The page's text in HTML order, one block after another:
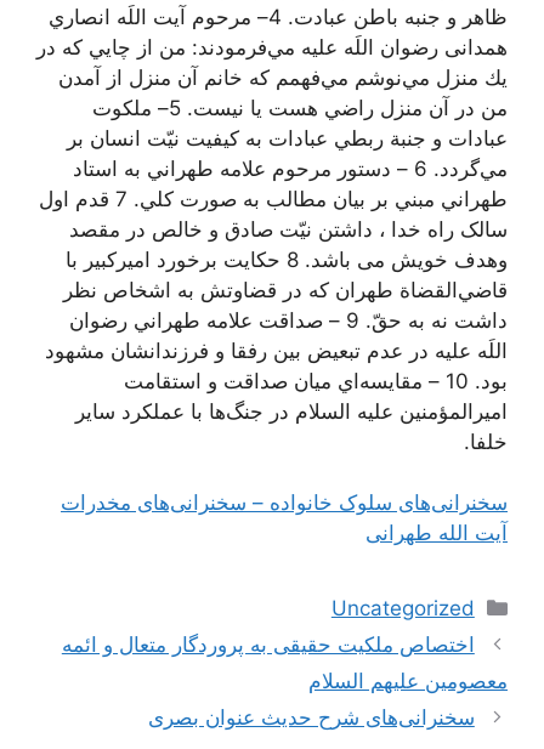
ظاهر و جنبه باطن عبادت. 4– مرحوم آیت اللَه انصاري
همدانی رضوان اللَه عليه مي‌فرمودند: من از چايي كه در
يك منزل مي‌نوشم مي‌فهمم كه خانم آن منزل از آمدن
من در آن منزل راضي هست يا نيست. 5– ملكوت
عبادات و جنبة ربطي عبادات به كيفيت نيّت انسان بر
مي‌گردد. 6 – دستور مرحوم علامه طهراني به استاد
طهراني مبني بر بيان مطالب به صورت كلي. 7 قدم اول
سالک راه خدا ، داشتن نیّت صادق و خالص در مقصد
وهدف خویش می باشد. 8 حكايت برخورد اميركبير با
قاضي‌القضاة طهران كه در قضاوتش به اشخاص نظر
داشت نه به حقّ. 9 – صداقت علامه طهراني رضوان
اللَه عليه در عدم تبعيض بين رفقا و فرزندانشان مشهود
بود. 10 – مقايسه‌اي ميان صداقت و استقامت
اميرالمؤمنين عليه السلام در جنگ‌ها با عملكرد ساير
خلفا.
سخنرانی‌های سلوک خانواده – سخنرانی‌های مخدرات
آیت الله طهرانی
دسته‌ها
Uncategorized
ناوبریاختصاص ملكیت حقیقى به پروردگار متعال و ائمه
معصومین علیهم السلام‏
سخنرانی‌های شرح حدیث عنوان بصری